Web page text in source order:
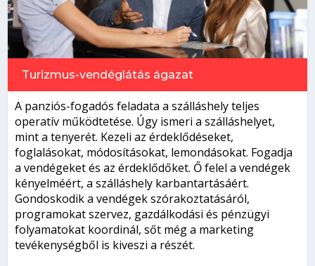
Turizmus-vendéglátás ágazat
A panziós-fogadós feladata a szálláshely teljes
operatív működtetése. Úgy ismeri a szálláshelyet,
mint a tenyerét. Kezeli az érdeklődéseket,
foglalásokat, módosításokat, lemondásokat. Fogadja
a vendégeket és az érdeklődőket. Ő felel a vendégek
kényelméért, a szálláshely karbantartásáért.
Gondoskodik a vendégek szórakoztatásáról,
programokat szervez, gazdálkodási és pénzügyi
folyamatokat koordinál, sőt még a marketing
tevékenységből is kiveszi a részét.